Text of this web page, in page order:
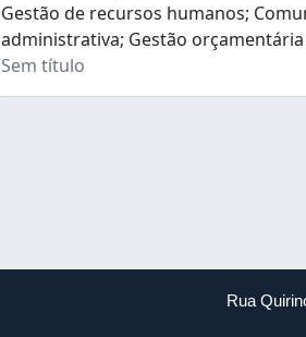
Gestão de recursos humanos;
administrativa; Gestão
Sem título
Rua